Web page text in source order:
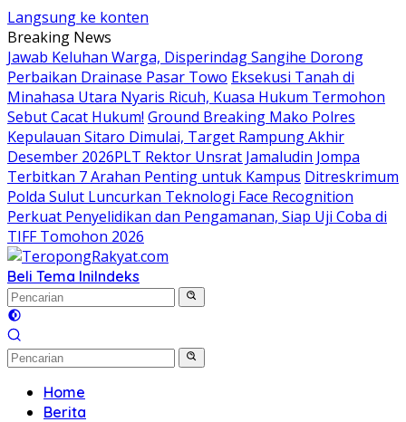
Langsung ke konten
Breaking News
Jawab Keluhan Warga, Disperindag Sangihe Dorong
Perbaikan Drainase Pasar Towo Eksekusi Tanah di
Minahasa Utara Nyaris Ricuh, Kuasa Hukum Termohon
Sebut Cacat Hukum! Ground Breaking Mako Polres
Kepulauan Sitaro Dimulai, Target Rampung Akhir
Desember 2026​PLT Rektor Unsrat Jamaludin Jompa
Terbitkan 7 Arahan Penting untuk Kampus Ditreskrimum
Polda Sulut Luncurkan Teknologi Face Recognition
Perkuat Penyelidikan dan Pengamanan, Siap Uji Coba di
TIFF Tomohon 2026
Beli Tema IniIndeks
Home
Berita